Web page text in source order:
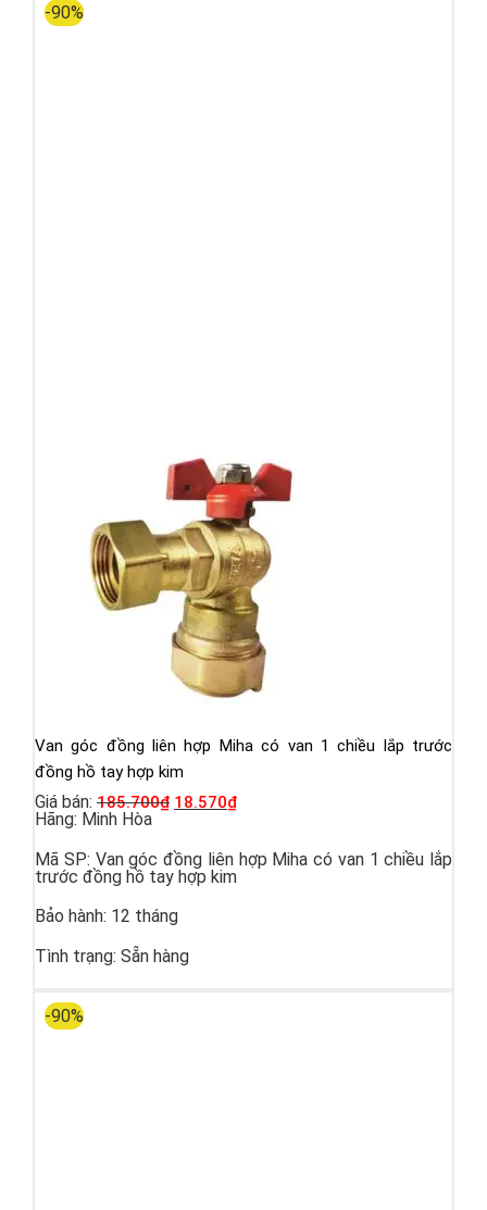
-90%
Van góc đồng liên hợp Miha có van 1 chiều lắp trước
đồng hồ tay hợp kim
Giá bán: 185.700₫ 18.570₫
Hãng: Minh Hòa
Mã SP: Van góc đồng liên hợp Miha có van 1 chiều lắp
trước đồng hồ tay hợp kim
Bảo hành: 12 tháng
Tình trạng: Sẵn hàng
-90%